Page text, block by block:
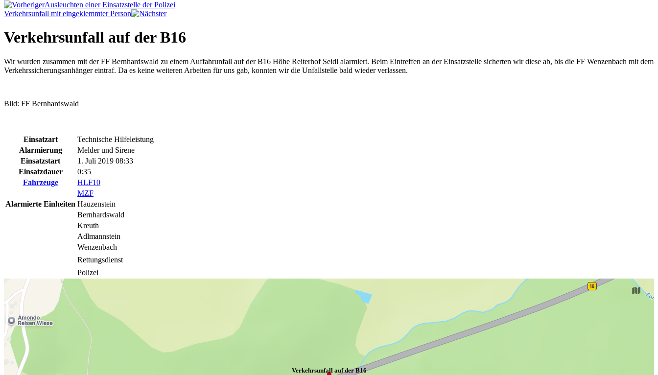
Ausleuchten einer Einsatzstelle der Polizei
Verkehrsunfall mit eingeklemmter Person
Verkehrsunfall auf der B16
Wir wurden zusammen mit der FF Bernhardswald zu einem Auffahrunfall auf der B16 Höhe Reiterhof Seidl alarmiert. Beim Eintreffen an der Einsatzstelle sicherten wir diese ab, bis die FF Wenzenbach mit dem
Verkehrssicherungsanhänger eintraf. Da es keine weiteren Arbeiten für uns gab, konnten wir die Unfallstelle bald wieder verlassen.
Bild: FF Bernhardswald
Einsatzart
Technische Hilfeleistung
Alarmierung
Melder und Sirene
Einsatzstart
1. Juli 2019 08:33
Einsatzdauer
0:35
Fahrzeuge
HLF10
MZF
Alarmierte Einheiten Hauzenstein
Bernhardswald
Kreuth
Adlmannstein
Wenzenbach
Rettungsdienst
Polizei
Verkehrsunfall auf der B16